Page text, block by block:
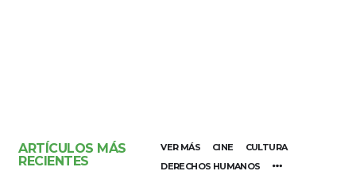
ARTÍCULOS MÁS
RECIENTES
VER MÁS CINE
CULTURA
DERECHOS HUMANOS